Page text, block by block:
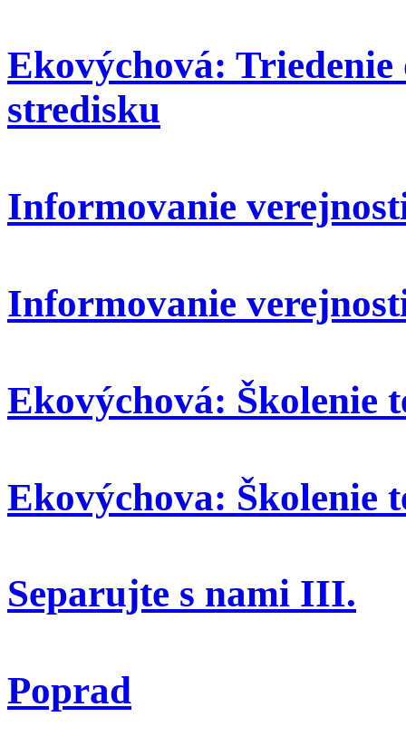
Ekovýchová:
stredisku
Informovanie
Informovanie
Ekovýchová: Školenie
Ekovýchova: Školenie
Separujte s nami III.
Poprad